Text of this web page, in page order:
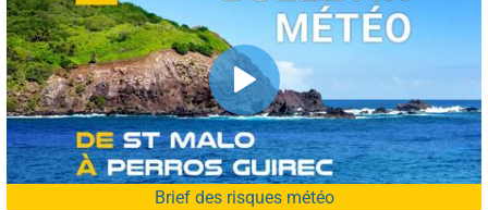
Brief des risques météo